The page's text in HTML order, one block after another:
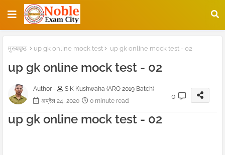
मुख्यपृष्ठ up gk online mock test up gk online mock test - 02
up gk online mock test - 02
Author -
S K Kushwaha (ARO 2019 Batch)
अप्रैल 24, 2020
0 minute read
0
up gk online mock test - 02